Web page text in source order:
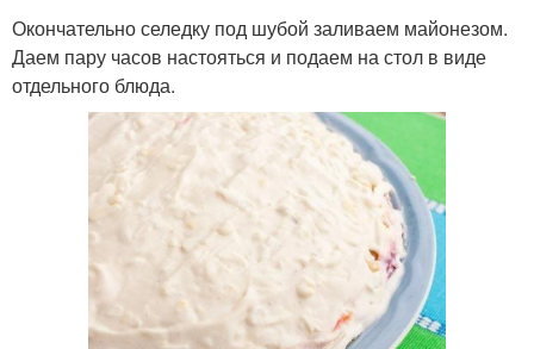
Окончательно селедку под шубой заливаем майонезом.
Даем пару часов настояться и подаем на стол в виде
отдельного блюда.